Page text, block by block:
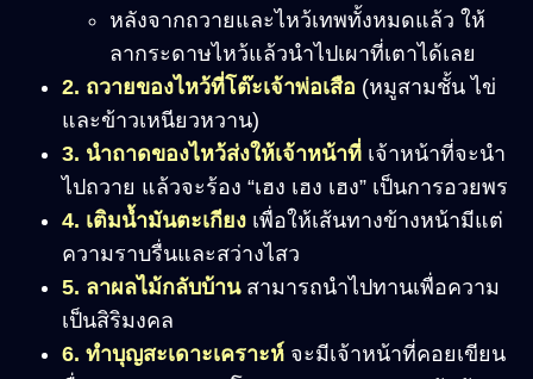
หลังจากถวายและไหว้เทพทั้งหมดแล้ว ให้
ลากระดาษไหว้แล้วนำไปเผาที่เตาได้เลย
2. ถวายของไหว้ที่โต๊ะเจ้าพ่อเสือ (หมูสามชั้น ไข่
และข้าวเหนียวหวาน)
3. นำถาดของไหว้ส่งให้เจ้าหน้าที่ เจ้าหน้าที่จะนำ
ไปถวาย แล้วจะร้อง “เฮง เฮง เฮง” เป็นการอวยพร
4. เติมน้ำมันตะเกียง เพื่อให้เส้นทางข้างหน้ามีแต่
ความราบรื่นและสว่างไสว
5. ลาผลไม้กลับบ้านสามารถนำไปทานเพื่อความ
เป็นสิริมงคล
6. ทำบุญสะเดาะเคราะห์ จะมีเจ้าหน้าที่คอยเขียน